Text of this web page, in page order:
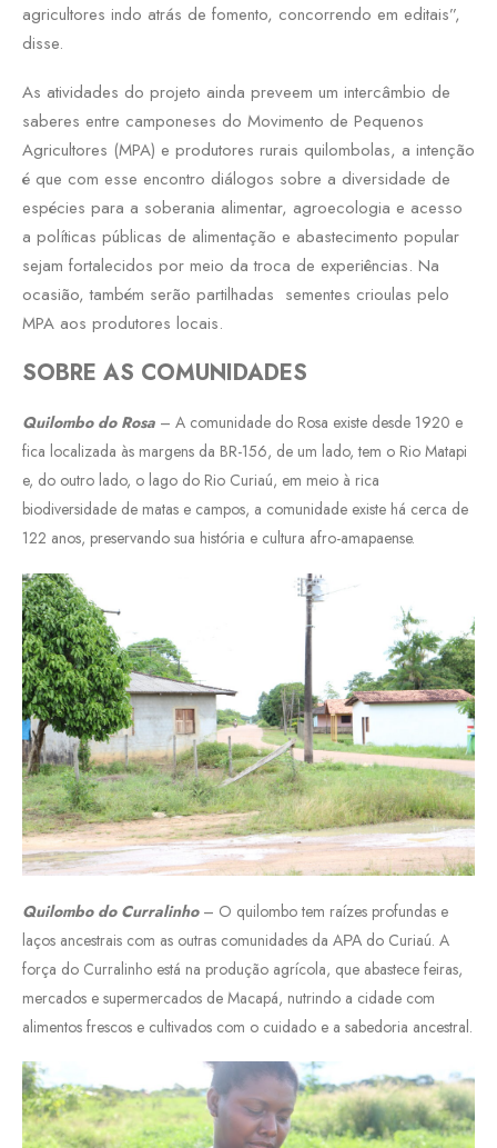
agricultores indo atrás de fomento, concorrendo em editais”,
disse.
As atividades do projeto ainda preveem um intercâmbio de
saberes entre camponeses do Movimento de Pequenos
Agricultores (MPA) e produtores rurais quilombolas, a intenção
é que com esse encontro diálogos sobre a diversidade de
espécies para a soberania alimentar, agroecologia e acesso
a políticas públicas de alimentação e abastecimento popular
sejam fortalecidos por meio da troca de experiências. Na
ocasião, também serão partilhadas sementes crioulas pelo
MPA aos produtores locais.
SOBRE AS COMUNIDADES
Quilombo do Rosa – A comunidade do Rosa existe desde 1920 e
fica localizada às margens da BR-156, de um lado, tem o Rio Matapi
e, do outro lado, o lago do Rio Curiaú, em meio à rica
biodiversidade de matas e campos, a comunidade existe há cerca de
122 anos, preservando sua história e cultura afro-amapaense.
Quilombo do Curralinho – O quilombo tem raízes profundas e
laços ancestrais com as outras comunidades da AΡΑ do Curiaú. A
força do Curralinho está na produção agrícola, que abastece feiras,
mercados e supermercados de Macapá, nutrindo a cidade com
alimentos frescos e cultivados com o cuidado e a sabedoria ancestral.